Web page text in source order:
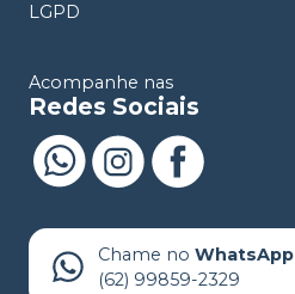
LGPD
Acompanhe nas
Redes Sociais
Chame no WhatsApp
(62) 99859-2329